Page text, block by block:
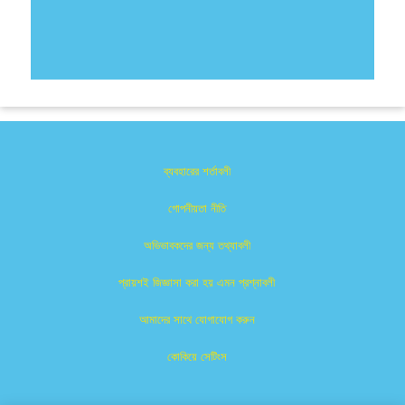
ব্যবহারের শর্তাবলী
গোপনীয়তা নীতি
অভিভাবকদের জন্য তথ্যাবলী
প্রায়শই জিজ্ঞাসা করা হয় এমন প্রশ্নাবলী
আমাদের সাথে যোগাযোগ করুন
কোকিয়ে সেটিংস